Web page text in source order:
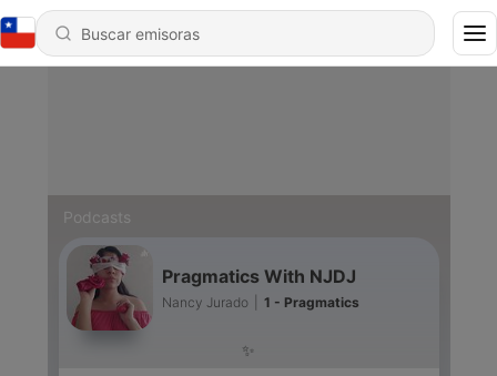
Podcasts
Pragmatics With NJDJ
Nancy Jurado 1 - Pragmatics
✨